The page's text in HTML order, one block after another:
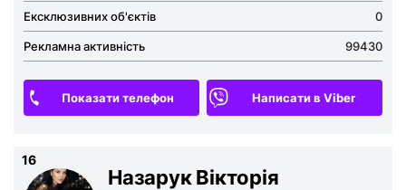
Ексклюзивних об'єктів 0
Рекламна активність 99430
Показати телефон Написати в Viber
16
Назарук Вікторія